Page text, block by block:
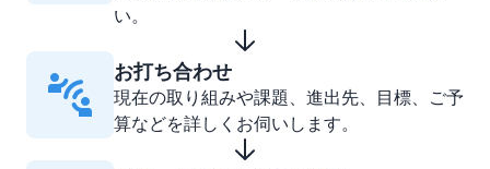
い。
お打ち合わせ
現在の取り組みや課題、進出先、目標、ご予
算などを詳しくお伺いします。